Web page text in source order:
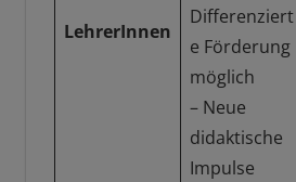
LehrerInnen
Differenziert
e Förderung
möglich
– Neue
didaktische
Impulse